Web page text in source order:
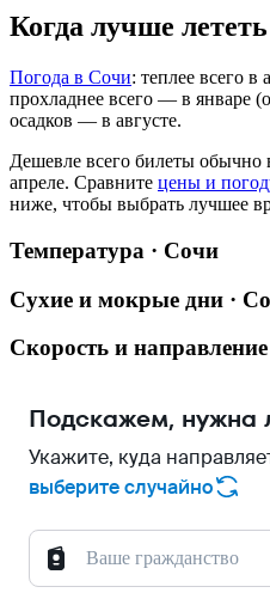
Когда лучше лететь
Погода в Сочи: теплее всего в
прохладнее всего — в январе
осадков — в августе.
Дешевле всего билеты обычно
апреле. Сравните цены и
ниже, чтобы выбрать лучшее
Температура · Сочи
Сухие и мокрые дни ·
Скорость и
Подскажем, нужна
Укажите, куда
выберите случайно
Ваше гражданство